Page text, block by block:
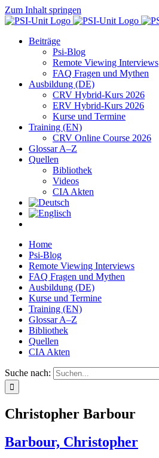
Zum Inhalt springen
Beiträge
Psi-Blog
Remote Viewing Interviews
FAQ Fragen und Mythen
Ausbildung (DE)
CRV Hybrid-Kurs 2026
ERV Hybrid-Kurs 2026
Kurse und Termine
Training (EN)
CRV Online Course 2026
Glossar A–Z
Quellen
Bibliothek
Videos
CIA Akten
Home
Psi-Blog
Remote Viewing Interviews
FAQ Fragen und Mythen
Ausbildung (DE)
Kurse und Termine
Training (EN)
Glossar A–Z
Bibliothek
Quellen
CIA Akten
Suche nach:
Christopher Barbour
Barbour, Christopher